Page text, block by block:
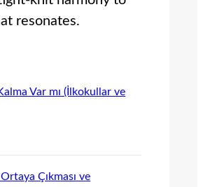
resonates.
Var mı (İlkokullar ve
Çıkması ve